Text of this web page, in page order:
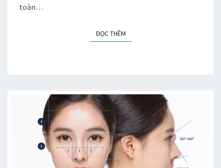
toàn…
ĐỌC THÊMĐỌC THÊM